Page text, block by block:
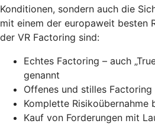
Konditionen, sondern auch die
mit einem der europaweit besten
der VR Factoring sind:
Echtes Factoring – auch
genannt
Offenes und stilles Factoring
Komplette Risikoübernahme
Kauf von Forderungen mit